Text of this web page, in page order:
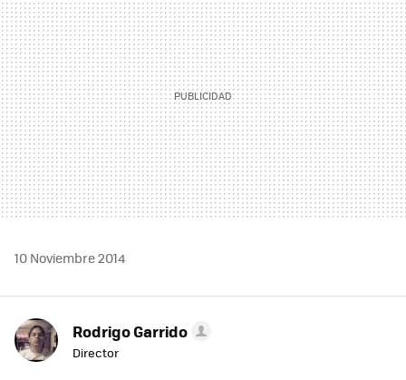
10 Noviembre 2014
Rodrigo Garrido
Director